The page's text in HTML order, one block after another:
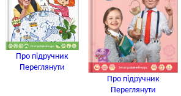
Про підручник
Переглянути
Про підручник
Переглянути